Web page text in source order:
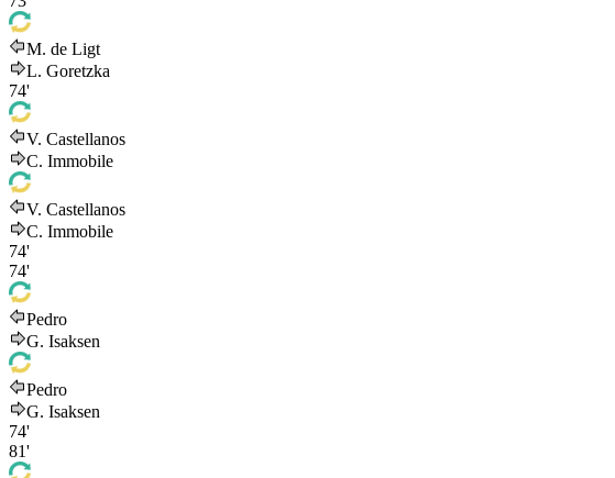
M. de Ligt
L. Goretzka
74'
V. Castellanos
C. Immobile
V. Castellanos
C. Immobile
74'
74'
Pedro
G. Isaksen
Pedro
G. Isaksen
74'
81'